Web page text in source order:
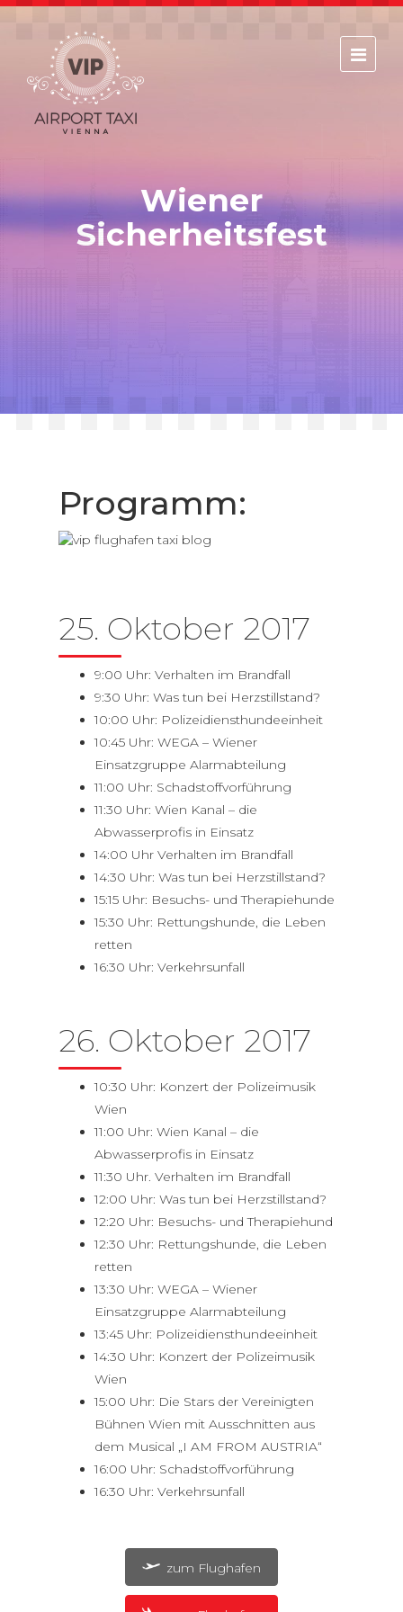
Home
Services
Reservieren Sie Ihre Unterkunft!
Preise
Blog
English
Français
Русский
Wiener
Sicherheitsfest
Programm:
25. Oktober 2017
9:00 Uhr: Verhalten im Brandfall
9:30 Uhr: Was tun bei Herzstillstand?
10:00 Uhr: Polizeidiensthundeeinheit
10:45 Uhr: WEGA – Wiener
Einsatzgruppe Alarmabteilung
11:00 Uhr: Schadstoffvorführung
11:30 Uhr: Wien Kanal – die
Abwasserprofis in Einsatz
14:00 Uhr Verhalten im Brandfall
14:30 Uhr: Was tun bei Herzstillstand?
15:15 Uhr: Besuchs- und Therapiehunde
15:30 Uhr: Rettungshunde, die Leben
retten
16:30 Uhr: Verkehrsunfall
26. Oktober 2017
10:30 Uhr: Konzert der Polizeimusik
Wien
11:00 Uhr: Wien Kanal – die
Abwasserprofis in Einsatz
11:30 Uhr. Verhalten im Brandfall
12:00 Uhr: Was tun bei Herzstillstand?
12:20 Uhr: Besuchs- und Therapiehund
12:30 Uhr: Rettungshunde, die Leben
retten
13:30 Uhr: WEGA – Wiener
Einsatzgruppe Alarmabteilung
13:45 Uhr: Polizeidiensthundeeinheit
14:30 Uhr: Konzert der Polizeimusik
Wien
15:00 Uhr: Die Stars der Vereinigten
Bühnen Wien mit Ausschnitten aus
dem Musical „I AM FROM AUSTRIA“
16:00 Uhr: Schadstoffvorführung
16:30 Uhr: Verkehrsunfall
zum Flughafen